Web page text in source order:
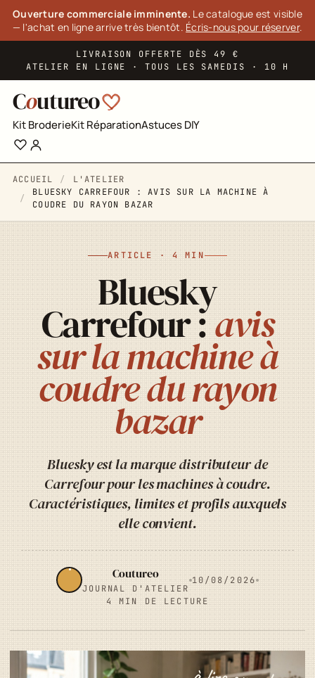
Ouverture commerciale imminente. Le catalogue est visible
— l'achat en ligne arrive très bientôt. Écris-nous pour réserver.
LIVRAISON OFFERTE DÈS 49 €
ATELIER EN LIGNE · TOUS LES SAMEDIS · 10 H
Coutureo
Kit BroderieKit RéparationAstuces DIY
ACCUEIL
L'ATELIER
BLUESKY CARREFOUR : AVIS SUR LA MACHINE À
COUDRE DU RAYON BAZAR
ARTICLE · 4 MIN
Bluesky
Carrefour :avis
sur la machine à
coudre du rayon
bazar
Bluesky est la marque distributeur de
Carrefour pour les machines à coudre.
Caractéristiques, limites et profils auxquels
elle convient.
Coutureo
JOURNAL D'ATELIER
10/08/2026
4 MIN DE LECTURE
Panneau de gestion des cookies